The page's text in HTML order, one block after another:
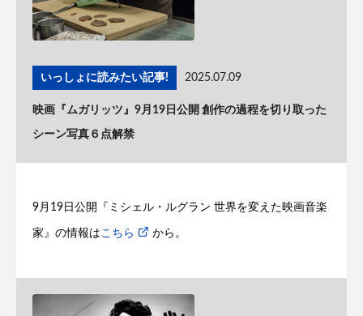
いっしょに読みたい記事! 2025.07.09
映画『ムガリッツ』9月19日公開 創作の過程を切り取った
シーン写真６点解禁
9月19日公開『ミシェル・ルグラン 世界を変えた映画音楽
家』の情報は こちら から。